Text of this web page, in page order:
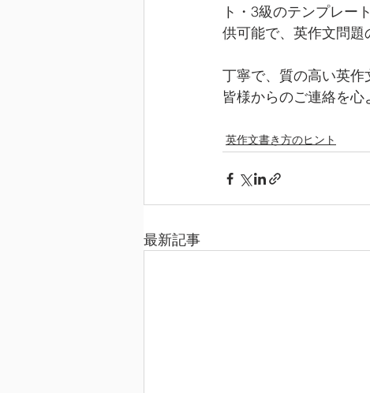
ト・3級のテンプレー
供可能で、英作文問題
丁寧で、質の高い英作
皆様からのご連絡を心
英作文書き方のヒント
最新記事